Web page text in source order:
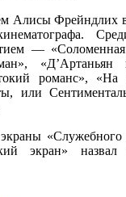
Алисы Фрейндлих
—
романс», «На
или
экран»